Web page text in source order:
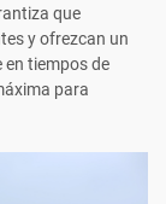
que
y ofrezcan un
tiempos de
para